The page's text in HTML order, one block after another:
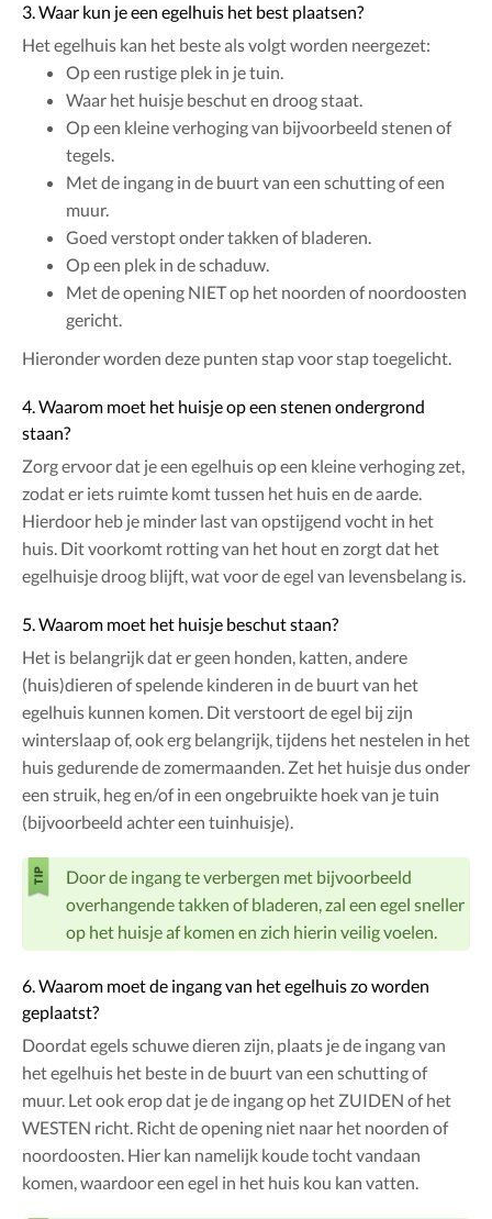
3. Waar kun je een egelhuis het best plaatsen?
Het egelhuis kan het beste als volgt worden neergezet:
Op een rustige plek in je tuin.
Waar het huisje beschut en droog staat.
Op een kleine verhoging van bijvoorbeeld stenen of
tegels.
Met de ingang in de buurt van een schutting of een
muur.
Goed verstopt onder takken of bladeren.
Op een plek in de schaduw.
Met de opening NIET op het noorden of noordoosten
gericht.
Hieronder worden deze punten stap voor stap toegelicht.
4. Waarom moet het huisje op een stenen ondergrond
staan?
Zorg ervoor dat je een egelhuis op een kleine verhoging zet,
zodat er iets ruimte komt tussen het huis en de aarde.
Hierdoor heb je minder last van opstijgend vocht in het
huis. Dit voorkomt rotting van het hout en zorgt dat het
egelhuisje droog blijft, wat voor de egel van levensbelang is.
5. Waarom moet het huisje beschut staan?
Het is belangrijk dat er geen honden, katten, andere
(huis)dieren of spelende kinderen in de buurt van het
egelhuis kunnen komen. Dit verstoort de egel bij zijn
winterslaap of, ook erg belangrijk, tijdens het nestelen in het
huis gedurende de zomermaanden. Zet het huisje dus onder
een struik, heg en/of in een ongebruikte hoek van je tuin
(bijvoorbeeld achter een tuinhuisje).
Door de ingang te verbergen met bijvoorbeeld
overhangende takken of bladeren, zal een egel sneller
op het huisje af komen en zich hierin veilig voelen.
6. Waarom moet de ingang van het egelhuis zo worden
geplaatst?
Doordat egels schuwe dieren zijn, plaats je de ingang van
het egelhuis het beste in de buurt van een schutting of
muur. Let ook erop dat je de ingang op het ZUIDEN of het
WESTEN richt. Richt de opening niet naar het noorden of
noordoosten. Hier kan namelijk koude tocht vandaan
komen, waardoor een egel in het huis kou kan vatten.